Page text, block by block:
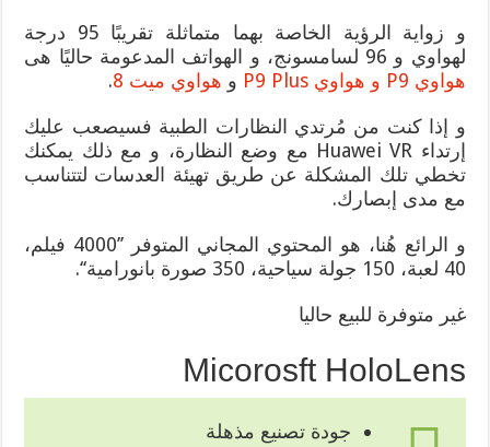
و زواية الرؤية الخاصة بهما متماثلة تقريبًا 95 درجة
لهواوي و 96 لسامسونج، و الهواتف المدعومة حاليًا هى
هواوي P9 و هواوي P9 Plus
و هواوي ميت 8
.
و إذا كنت من مُرتدي النظارات الطبية فسيصعب عليك
إرتداء Huawei VR مع وضع النظارة، و مع ذلك يمكنك
تخطي تلك المشكلة عن طريق تهيئة العدسات لتتناسب
مع مدى إبصارك.
و الرائع هُنا، هو المحتوي المجاني المتوفر ’’4000 فيلم،
40 لعبة، 150 جولة سياحية، 350 صورة بانورامية‘‘.
غير متوفرة للبيع حاليا
Micorosft HoloLens
جودة تصنيع مذهلة